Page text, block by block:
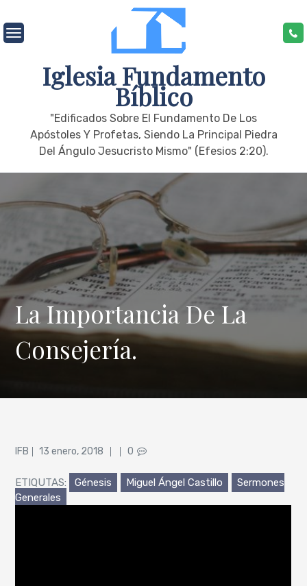
to
content
Iglesia Fundamento
Bíblico
"edificados Sobre El Fundamento De Los
Apóstoles Y Profetas, Siendo La Principal Piedra
Del Ángulo Jesucristo Mismo" (Efesios 2:20).
La Importancia De La
Consejería.
IFB
Posted
13 enero, 2018 0
ETIQUTAS: Génesis Miguel Ángel Castillo
Sermones
Generales